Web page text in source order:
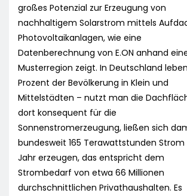
großes Potenzial zur Erzeugung von
nachhaltigem Solarstrom mittels
Photovoltaikanlagen, wie eine
Datenberechnung von E.ON anhand
Musterregion zeigt. In Deutschland
Prozent der Bevölkerung in Klein und
Mittelstädten – nutzt man die
dort konsequent für die
Sonnenstromerzeugung, ließen sich
bundesweit 165 Terawattstunden Strom
Jahr erzeugen, das entspricht dem
Strombedarf von etwa 66 Millionen
durchschnittlichen Privathaushalten. Es